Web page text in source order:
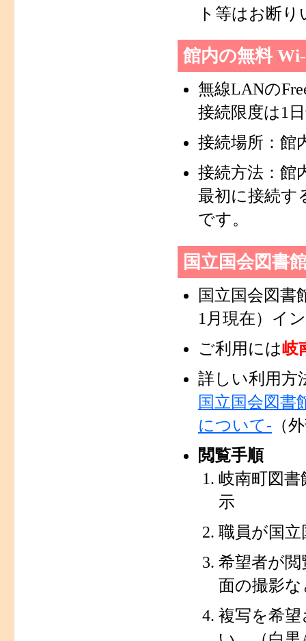
ト等はお断
館内の無料
無線LANの
接続限度は1
接続場所：館
接続方法：館
最初に接続す
です。
国立国会図書
国立国会図書
1月現在）イ
ご利用には岐
詳しい利用方
国立国会図書
について‐ （
閲覧手順
岐南町図
示
職員が国
希望者が閲
面の撮影
複写を希